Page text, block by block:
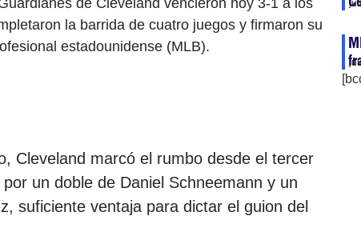
de Cleveland vencieron hoy 3-1 a los
la barrida de cuatro juegos y firmaron su
estadounidense (MLB).
Cleveland marcó el rumbo desde el tercer
un doble de Daniel Schneemann y un
suficiente ventaja para dictar el guion del